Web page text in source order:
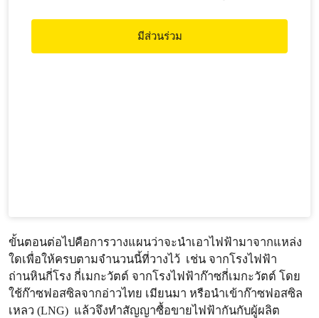
มีส่วนร่วม
ขั้นตอนต่อไปคือการวางแผนว่าจะนำเอาไฟฟ้ามาจากแหล่ง
ใดเพื่อให้ครบตามจำนวนนี้ที่วางไว้ เช่น จากโรงไฟฟ้า
ถ่านหินกี่โรง กี่เมกะวัตต์ จากโรงไฟฟ้าก๊าซกี่เมกะวัตต์ โดย
ใช้ก๊าซฟอสซิลจากอ่าวไทย เมียนมา หรือนำเข้าก๊าซฟอสซิล
เหลว (LNG) แล้วจึงทำสัญญาซื้อขายไฟฟ้ากันกับผู้ผลิต